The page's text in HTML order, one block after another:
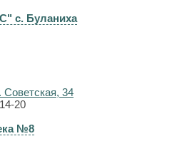
с. Буланиха
34
20
№8